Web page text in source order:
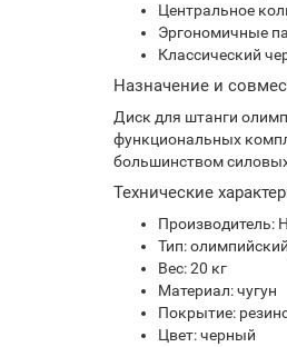
Центральное
Эргономичные
Классический
Назначение и
Диск для штанги
функциональных
большинством
Технические
Производитель:
Тип:
Вес: 20 кг
Материал: чугун
Покрытие:
Цвет: черный